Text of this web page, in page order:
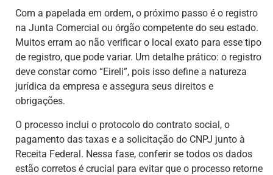
Com a papelada em ordem, o próximo passo é o registro
na Junta Comercial ou órgão competente do seu estado.
Muitos erram ao não verificar o local exato para esse tipo
de registro, que pode variar. Um detalhe prático: o registro
deve constar como “Eireli”, pois isso define a natureza
jurídica da empresa e assegura seus direitos e
obrigações.
O processo inclui o protocolo do contrato social, o
pagamento das taxas e a solicitação do CNPJ junto à
Receita Federal. Nessa fase, conferir se todos os dados
estão corretos é crucial para evitar que o processo retorne